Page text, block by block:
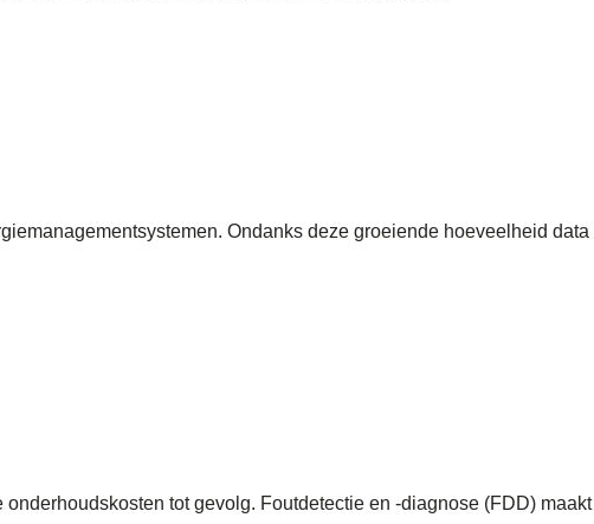
Ondanks deze groeiende hoeveelheid data
tot gevolg. Foutdetectie en -diagnose (FDD) maakt